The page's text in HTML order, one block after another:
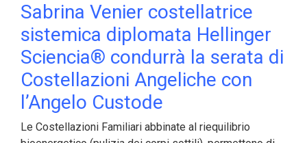
Sabrina Venier costellatrice
sistemica diplomata Hellinger
Sciencia® condurrà la serata di
Costellazioni Angeliche con
l’Angelo Custode
Le Costellazioni Familiari abbinate al riequilibrio